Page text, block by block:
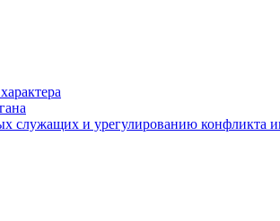
и урегулированию конфликта